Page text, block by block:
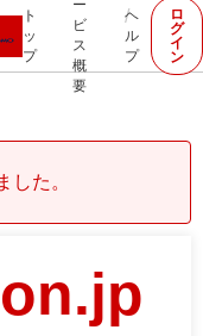
ト
ッ
プ
ー
ビ
ス
概
要
ヘ
ル
プ
ロ
グ
イ
ン
した。